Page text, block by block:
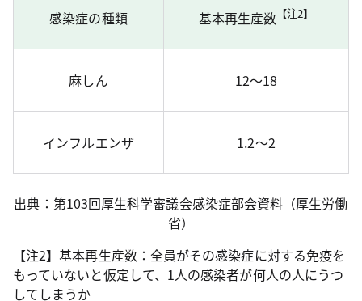
感染症の種類 基本再生産数 【注2】
麻しん 12～18
インフルエンザ 1.2～2
出典：第103回厚生科学審議会感染症部会資料（厚生労働
省）
【注2】基本再生産数：全員がその感染症に対する免疫を
もっていないと仮定して、1人の感染者が何人の人にうつ
してしまうか